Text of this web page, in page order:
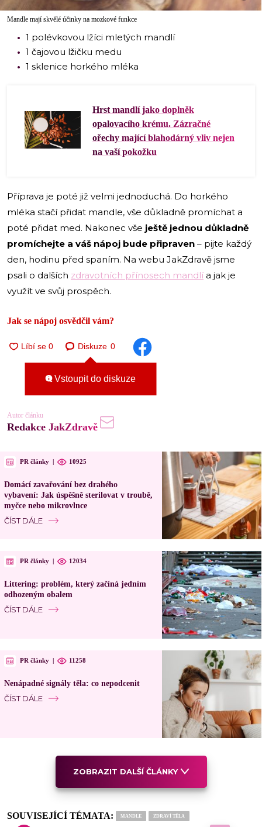
Mandle mají skvělé účinky na mozkové funkce
1 polévkovou lžíci mletých mandlí
1 čajovou lžičku medu
1 sklenice horkého mléka
Hrst mandlí jako doplněk
opalovacího krému. Zázračné
ořechy mající blahodárný vliv nejen
na vaší pokožku
Příprava je poté již velmi jednoduchá. Do horkého
mléka stačí přidat mandle, vše důkladně promíchat a
poté přidat med. Nakonec vše ještě jednou důkladně
promíchejte a váš nápoj bude připraven – pijte každý
den, hodinu před spaním. Na webu JakZdravě jsme
psali o dalších zdravotních přínosech mandlía jak je
využít ve svůj prospěch.
Jak se nápoj osvědčil vám?
Diskuze 0
Vstoupit do diskuze
Autor článku
Redakce JakZdravě
PR články | 10925
Domácí zavařování bez drahého
vybavení: Jak úspěšně sterilovat v troubě,
myčce nebo mikrovlnce
ČÍST DÁLE
PR články | 12034
Littering: problém, který začíná jedním
odhozeným obalem
ČÍST DÁLE
PR články | 11258
Nenápadné signály těla: co nepodcenit
ČÍST DÁLE
ZOBRAZIT DALŠÍ ČLÁNKY
SOUVISEJÍCÍ TÉMATA: MANDLE ZDRAVÍ TĚLA